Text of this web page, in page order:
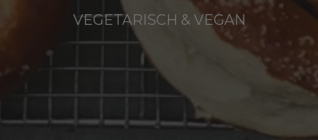
VEGETARISCH & VEGAN